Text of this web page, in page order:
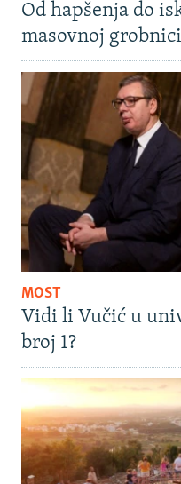
Od hapšenja do
masovnoj
MOST
Vidi li Vučić u
broj 1?